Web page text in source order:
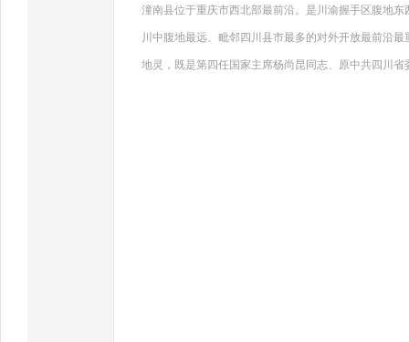
潼南县位于重庆市西北部最前沿。是川渝握手区腹地
川中腹地最远、毗邻四川县市最多的对外开放最前沿
地灵，既是第四任国家主席杨尚昆同志、原中共四川